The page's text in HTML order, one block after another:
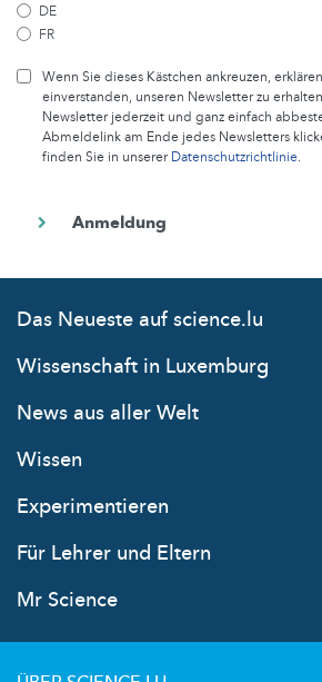
DE
FR
Wenn Sie dieses Kästchen ankreuzen,
einverstanden, unseren Newsletter zu
Newsletter jederzeit und ganz einfach
Abmeldelink am Ende jedes Newsletters
finden Sie in unsererDatenschutzrichtlinie.
Das Neueste auf science.lu
Wissenschaft in Luxemburg
News aus aller Welt
Wissen
Experimentieren
Für Lehrer und Eltern
Mr Science